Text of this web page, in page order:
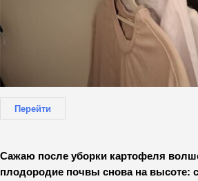
Перейти
Сажаю после уборки картофеля
плодородие почвы снова на высоте: